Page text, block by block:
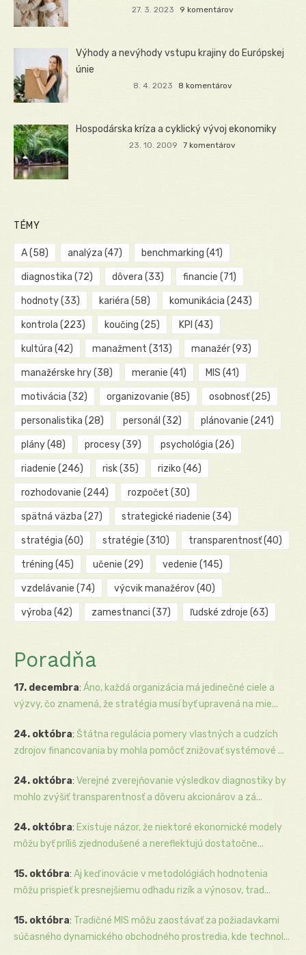
27. 3. 2023 9 komentárov
Výhody a nevýhody vstupu krajiny do Európskej
únie
8. 4. 2023 8 komentárov
Hospodárska kríza a cyklický vývoj ekonomiky
23. 10. 2009 7 komentárov
TÉMY
A(58) analýza (47) benchmarking (41)
diagnostika (72) dôvera (33) financie (71)
hodnoty(33) kariéra (58) komunikácia (243)
kontrola (223) koučing (25) KPI (43)
kultúra (42) manažment (313) manažér(93)
manažérske hry(38) meranie (41) MIS (41)
motivácia (32) organizovanie (85) osobnosť(25)
personalistika (28) personál (32) plánovanie (241)
plány(48) procesy(39) psychológia (26)
riadenie (246) risk(35) riziko (46)
rozhodovanie (244) rozpočet (30)
spätná väzba (27) strategické riadenie (34)
stratégia (60) stratégie (310) transparentnosť(40)
tréning (45) učenie (29) vedenie (145)
vzdelávanie (74) výcvik manažérov(40)
výroba (42) zamestnanci (37) ľudské zdroje (63)
Poradňa
17. decembra: Áno, každá organizácia má jedinečné ciele a
výzvy, čo znamená, že stratégia musí byť upravená na mie...
24. októbra: Štátna regulácia pomery vlastných a cudzích
zdrojov financovania by mohla pomôcť znižovať systémové ...
24. októbra: Verejné zverejňovanie výsledkov diagnostiky by
mohlo zvýšiť transparentnosť a dôveru akcionárov a zá...
24. októbra: Existuje názor, že niektoré ekonomické modely
môžu byť príliš zjednodušené a nereflektujú dostatočne...
15. októbra: Aj keď inovácie v metodológiách hodnotenia
môžu prispieť k presnejšiemu odhadu rizík a výnosov, trad...
15. októbra: Tradičné MIS môžu zaostávať za požiadavkami
súčasného dynamického obchodného prostredia, kde technol...